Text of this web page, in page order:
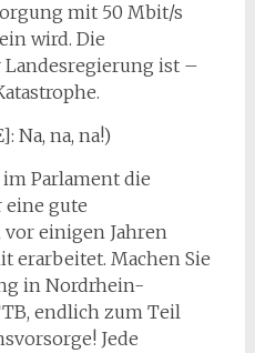
mit 50 Mbit/s
wird. Die
ist –
Na, na, na!)
Parlament die
eine gute
einigen Jahren
erarbeitet. Machen Sie
in Nordrhein-
endlich zum Teil
Jede